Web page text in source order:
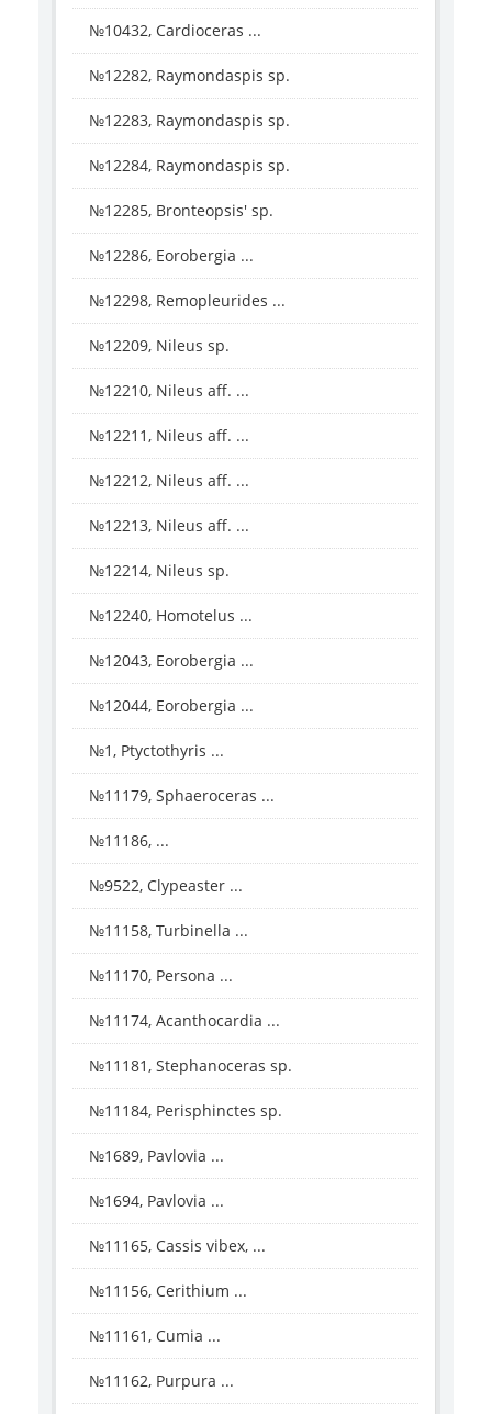
№10432, Cardioceras ...
№12282, Raymondaspis sp.
№12283, Raymondaspis sp.
№12284, Raymondaspis sp.
№12285, Bronteopsis' sp.
№12286, Eorobergia ...
№12298, Remopleurides ...
№12209, Nileus sp.
№12210, Nileus aff. ...
№12211, Nileus aff. ...
№12212, Nileus aff. ...
№12213, Nileus aff. ...
№12214, Nileus sp.
№12240, Homotelus ...
№12043, Eorobergia ...
№12044, Eorobergia ...
№1, Ptyctothyris ...
№11179, Sphaeroceras ...
№11186, ...
№9522, Clypeaster ...
№11158, Turbinella ...
№11170, Persona ...
№11174, Acanthocardia ...
№11181, Stephanoceras sp.
№11184, Perisphinctes sp.
№1689, Pavlovia ...
№1694, Pavlovia ...
№11165, Cassis vibex, ...
№11156, Cerithium ...
№11161, Cumia ...
№11162, Purpura ...